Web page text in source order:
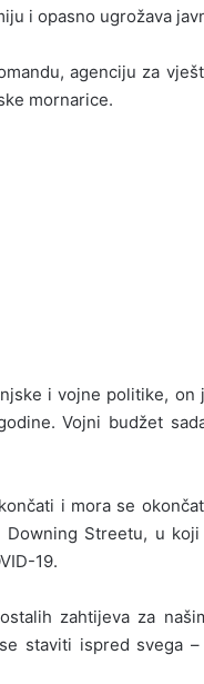
i opasno ugrožava
agenciju za
mornarice.
i vojne politike, on
Vojni budžet
i mora se
Streetu, u
19.
zahtijeva za
staviti ispred svega